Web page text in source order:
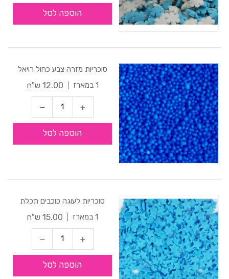
הוספה לסל
סוכריות מזרה צבע כחול רויאל
1 במארז
12.00 ש"ח
הוספה לסל
סוכריות לעוגה כוכבים תכלת
1 במארז
15.00 ש"ח
הוספה לסל